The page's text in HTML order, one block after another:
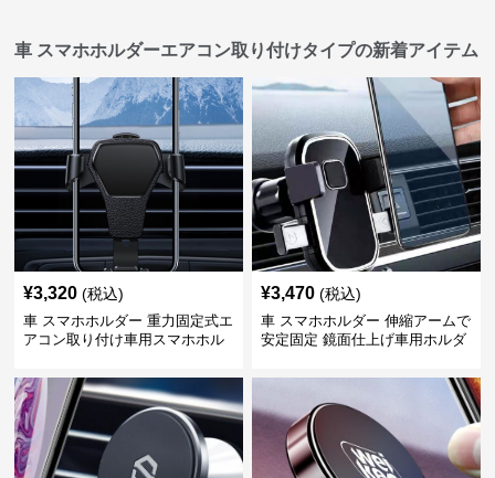
車 スマホホルダーエアコン取り付けタイプの新着アイテム
¥3,320 (税込)
車 スマホホルダー 重力固定式エ
アコン取り付け車用スマホホル
¥3,470 (税込)
車 スマホホルダー 伸縮アームで
安定固定 鏡面仕上げ車用ホルダ